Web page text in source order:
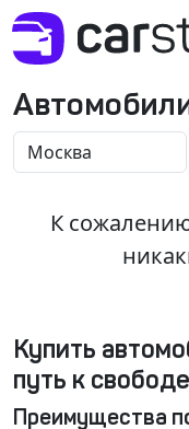
К
Купить
путь к
Преимущества